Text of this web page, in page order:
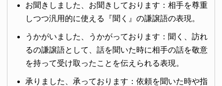
お聞きしました、お聞きしております：相手を尊重
しつつ汎用的に使える『聞く』の謙譲語の表現。
うかがいました、うかがっております：聞く、訪れ
るの謙譲語として、話を聞いた時に相手の話を敬意
を持って受け取ったことを伝えられる表現。
承りました、承っております：依頼を聞いた時や指